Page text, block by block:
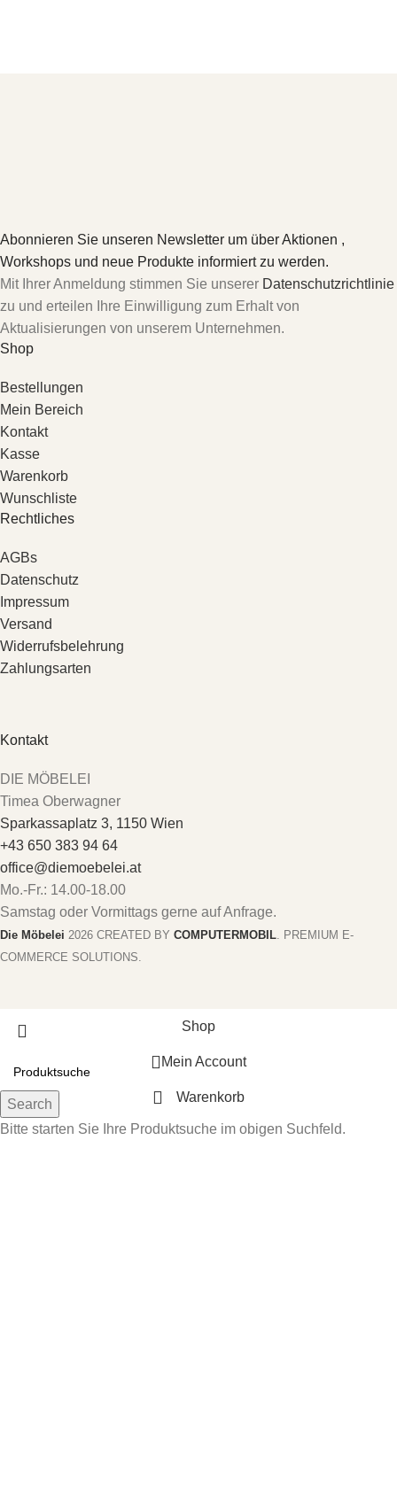
Abonnieren Sie unseren Newsletter um über Aktionen ,
Workshops und neue Produkte informiert zu werden.
Mit Ihrer Anmeldung stimmen Sie unserer Datenschutzrichtlinie
zu und erteilen Ihre Einwilligung zum Erhalt von
Aktualisierungen von unserem Unternehmen.
Shop
Bestellungen
Mein Bereich
Kontakt
Kasse
Warenkorb
Wunschliste
Rechtliches
AGBs
Datenschutz
Impressum
Versand
Widerrufsbelehrung
Zahlungsarten
Kontakt
DIE MÖBELEI
Timea Oberwagner
Sparkassaplatz 3, 1150 Wien
+43 650 383 94 64
office@diemoebelei.at
Mo.-Fr.: 14.00-18.00
Samstag oder Vormittags gerne auf Anfrage.
Die Möbelei 2026 CREATED BY COMPUTERMOBIL . PREMIUM E-
COMMERCE SOLUTIONS.
Search
Bitte starten Sie Ihre Produktsuche im obigen Suchfeld.
Shop
Mein Account
Warenkorb